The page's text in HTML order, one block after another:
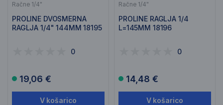
Račne 1/4"
PROLINE DVOSMERNA
RAGLJA 1/4" 144MM 18195
0
19,06 €
V košarico
Račne 1/4"
PROLINE RAGLJA 1/4
L=145MM 18196
0
14,48 €
V košarico